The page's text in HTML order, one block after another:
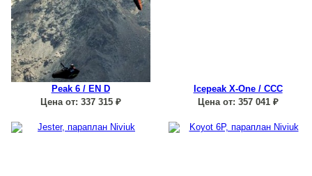
Peak 6 / EN D
Цена от: 337 315₽
Icepeak X-One / CCC
Цена от: 357 041₽